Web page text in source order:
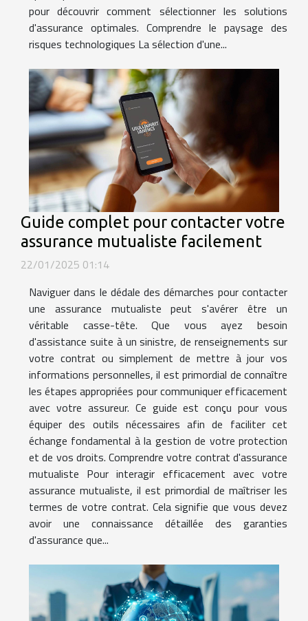
pour découvrir comment sélectionner les solutions
d'assurance optimales. Comprendre le paysage des
risques technologiques La sélection d'une...
Guide complet pour contacter votre
assurance mutualiste facilement
22/01/2025 01:14
Naviguer dans le dédale des démarches pour contacter
une assurance mutualiste peut s'avérer être un
véritable casse-tête. Que vous ayez besoin
d'assistance suite à un sinistre, de renseignements sur
votre contrat ou simplement de mettre à jour vos
informations personnelles, il est primordial de connaître
les étapes appropriées pour communiquer efficacement
avec votre assureur. Ce guide est conçu pour vous
équiper des outils nécessaires afin de faciliter cet
échange fondamental à la gestion de votre protection
et de vos droits. Comprendre votre contrat d'assurance
mutualiste Pour interagir efficacement avec votre
assurance mutualiste, il est primordial de maîtriser les
termes de votre contrat. Cela signifie que vous devez
avoir une connaissance détaillée des garanties
d'assurance que...